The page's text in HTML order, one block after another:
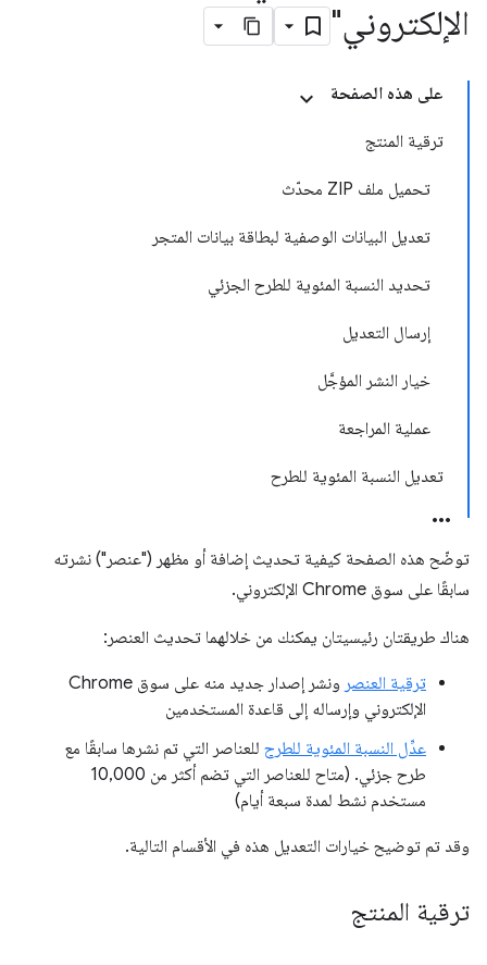
الإلكتروني"
على هذه الصفحة
ترقية المنتج
تحميل ملف ZIP محدّث
تعديل البيانات الوصفية لبطاقة بيانات المتجر
تحديد النسبة المئوية للطرح الجزئي
إرسال التعديل
خيار النشر المؤجَّل
عملية المراجعة
تعديل النسبة المئوية للطرح
توضّح هذه الصفحة كيفية تحديث إضافة أو مظهر ("عنصر") نشرته
سابقًا على سوق Chrome الإلكتروني.
هناك طريقتان رئيسيتان يمكنك من خلالهما تحديث العنصر:
ترقية العنصر
ونشر إصدار جديد منه على سوق Chrome
الإلكتروني وإرساله إلى قاعدة المستخدمين
عدِّل النسبة المئوية للطرح للعناصر التي تم نشرها سابقًا مع
طرح جزئي. (متاح للعناصر التي تضم أكثر من 10,000
مستخدم نشط لمدة سبعة أيام)
وقد تم توضيح خيارات التعديل هذه في الأقسام التالية.
ترقية المنتج